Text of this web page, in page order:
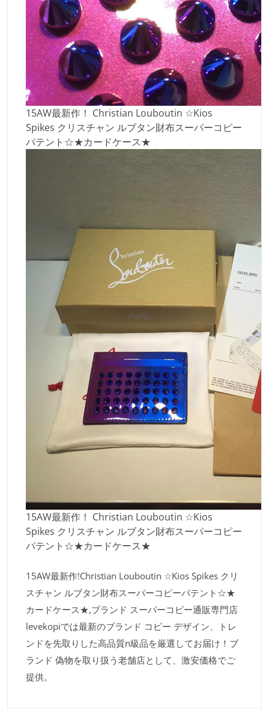
15AW最新作！ Christian Louboutin ☆Kios
Spikes クリスチャン ルブタン財布スーパーコピー
パテント☆★カードケース★
15AW最新作！ Christian Louboutin ☆Kios
Spikes クリスチャン ルブタン財布スーパーコピー
パテント☆★カードケース★
15AW最新作!Christian Louboutin ☆Kios Spikes クリ
スチャン ルブタン財布スーパーコピーパテント☆★
カードケース★,ブランド スーパーコピー通販専門店
levekopiでは最新のブランド コピー デザイン、トレ
ンドを先取りした高品質n級品を厳選してお届け！ブ
ランド 偽物を取り扱う老舗店として、激安価格でご
提供。